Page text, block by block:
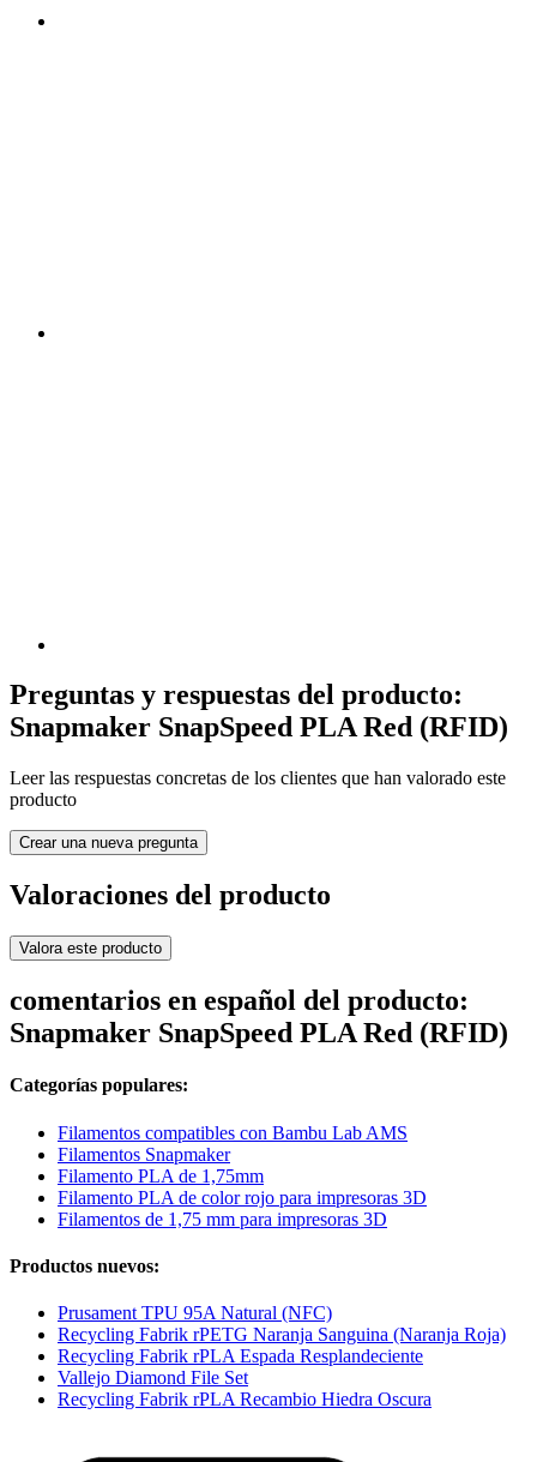
Preguntas y respuestas del producto:
Snapmaker SnapSpeed PLA Red (RFID)
Leer las respuestas concretas de los clientes que han valorado este
producto
Crear una nueva pregunta
Valoraciones del producto
Valora este producto
comentarios en español del producto:
Snapmaker SnapSpeed PLA Red (RFID)
Categorías populares:
Filamentos compatibles con Bambu Lab AMS
Filamentos Snapmaker
Filamento PLA de 1,75mm
Filamento PLA de color rojo para impresoras 3D
Filamentos de 1,75 mm para impresoras 3D
Productos nuevos:
Prusament TPU 95A Natural (NFC)
Recycling Fabrik rPETG Naranja Sanguina (Naranja Roja)
Recycling Fabrik rPLA Espada Resplandeciente
Vallejo Diamond File Set
Recycling Fabrik rPLA Recambio Hiedra Oscura